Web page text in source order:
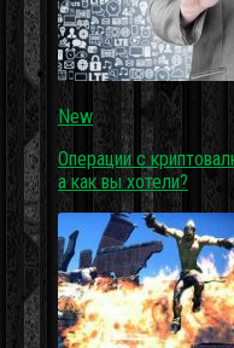
New
Операции с
а как вы хотели?